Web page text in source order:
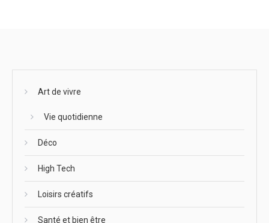
Art de vivre
Vie quotidienne
Déco
High Tech
Loisirs créatifs
Santé et bien être